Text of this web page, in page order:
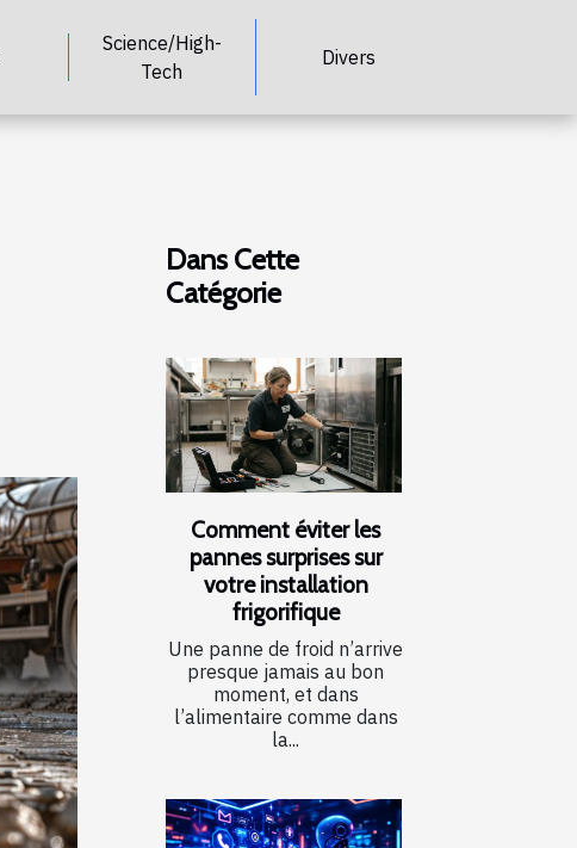
Science/High-
Tech
Divers
Dans Cette
Catégorie
Comment éviter les
pannes surprises sur
votre installation
frigorifique
Une panne de froid n’arrive
presque jamais au bon
moment, et dans
l’alimentaire comme dans
la...